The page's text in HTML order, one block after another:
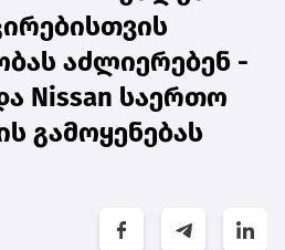
აძლიერებენ -
Nissan საერთო
გამოყენებას